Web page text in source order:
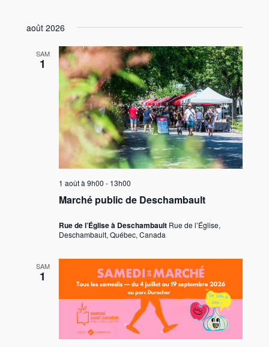
août 2026
SAM
1
Marché public de Deschambault
1 août à 9h00 - 13h00
Rue de l’Église à Deschambault Rue de l’Église,
Deschambault, Québec, Canada
SAM
1